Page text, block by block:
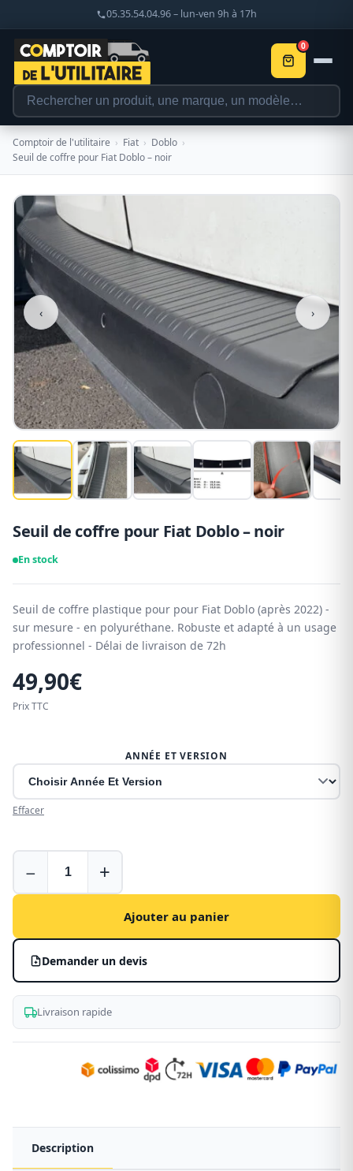
05.35.54.04.96 – lun-ven 9h à 17h
0
Comptoir de l'utilitaire › Fiat › Doblo ›
Seuil de coffre pour Fiat Doblo – noir
‹ ›
Seuil de coffre pour Fiat Doblo – noir
En stock
Seuil de coffre plastique pour pour Fiat Doblo (après 2022) -
sur mesure - en polyuréthane. Robuste et adapté à un usage
professionnel - Délai de livraison de 72h
49,90€
Prix TTC
ANNÉE ET VERSION
Effacer
coffre
Fiat
Doblo
noir
− +
Ajouter au panier
Demander un devis
Livraison rapide
Description